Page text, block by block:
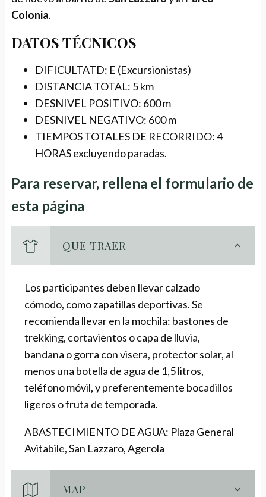
Colonia.
DATOS TÉCNICOS
DIFICULTATD: E (Excursionistas)
DISTANCIA TOTAL: 5 km
DESNIVEL POSITIVO: 600 m
DESNIVEL NEGATIVO: 600 m
TIEMPOS TOTALES DE RECORRIDO: 4
HORAS excluyendo paradas.
Para reservar, rellena el formulario de
esta página
QUE TRAER
Los participantes deben llevar calzado
cómodo, como zapatillas deportivas. Se
recomienda llevar en la mochila: bastones de
trekking, cortavientos o capa de lluvia,
bandana o gorra con visera, protector solar, al
menos una botella de agua de 1,5 litros,
teléfono móvil, y preferentemente bocadillos
ligeros o fruta de temporada.
ABASTECIMIENTO DE AGUA: Plaza General
Avitabile, San Lazzaro, Agerola
MAP